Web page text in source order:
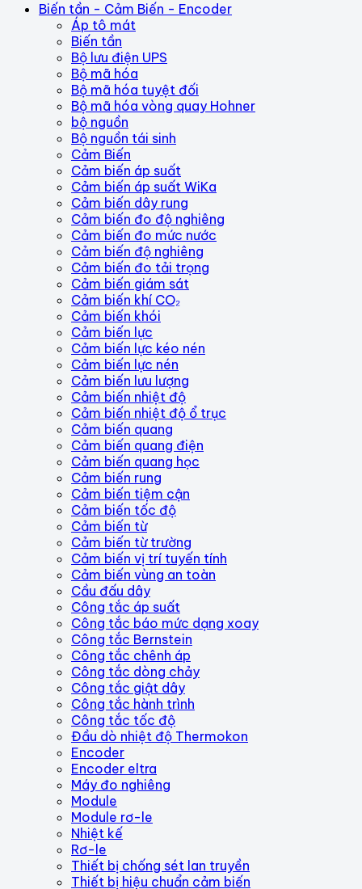
Biến tần - Cảm Biến - Encoder
Áp tô mát
Biến tần
Bộ lưu điện UPS
Bộ mã hóa
Bộ mã hóa tuyệt đối
Bộ mã hóa vòng quay Hohner
bộ nguồn
Bộ nguồn tái sinh
Cảm Biến
Cảm biến áp suất
Cảm biến áp suất WiKa
Cảm biến dây rung
Cảm biến đo độ nghiêng
Cảm biến đo mức nước
Cảm biến độ nghiêng
Cảm biến đo tải trọng
Cảm biến giám sát
Cảm biến khí CO₂
Cảm biến khói
Cảm biến lực
Cảm biến lực kéo nén
Cảm biến lực nén
Cảm biến lưu lượng
Cảm biến nhiệt độ
Cảm biến nhiệt độ ổ trục
Cảm biến quang
Cảm biến quang điện
Cảm biến quang học
Cảm biến rung
Cảm biến tiệm cận
Cảm biến tốc độ
Cảm biến từ
Cảm biến từ trường
Cảm biến vị trí tuyến tính
Cảm biến vùng an toàn
Cầu đấu dây
Công tắc áp suất
Công tắc báo mức dạng xoay
Công tắc Bernstein
Công tắc chênh áp
Công tắc dòng chảy
Công tắc giật dây
Công tắc hành trình
Công tắc tốc độ
Đầu dò nhiệt độ Thermokon
Encoder
Encoder eltra
Máy đo nghiêng
Module
Module rơ-le
Nhiệt kế
Rơ-le
Thiết bị chống sét lan truyền
Thiết bị hiệu chuẩn cảm biến